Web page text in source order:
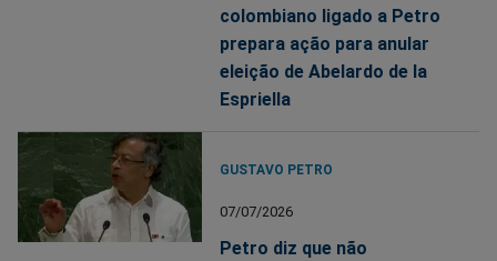
colombiano ligado a Petro
prepara ação para anular
eleição de Abelardo de la
Espriella
GUSTAVO PETRO
07/07/2026
Petro diz que não